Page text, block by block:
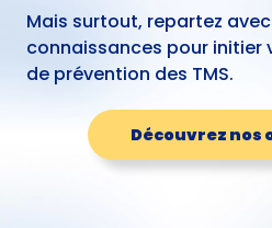
Mais surtout, repartez
connaissances pour initier
de prévention des TMS.
Découvrez nos